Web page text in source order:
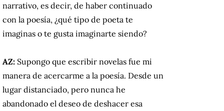
narrativo, es decir, de haber continuado
con la poesía, ¿qué tipo de poeta te
imaginas o te gusta imaginarte siendo?
AZ: Supongo que escribir novelas fue mi
manera de acercarme a la poesía. Desde un
lugar distanciado, pero nunca he
abandonado el deseo de deshacer esa